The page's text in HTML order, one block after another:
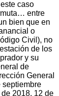
caso
entre
bien que en
o
Civil), no
de los
y su
de
General
septiembre
2018, 12 de